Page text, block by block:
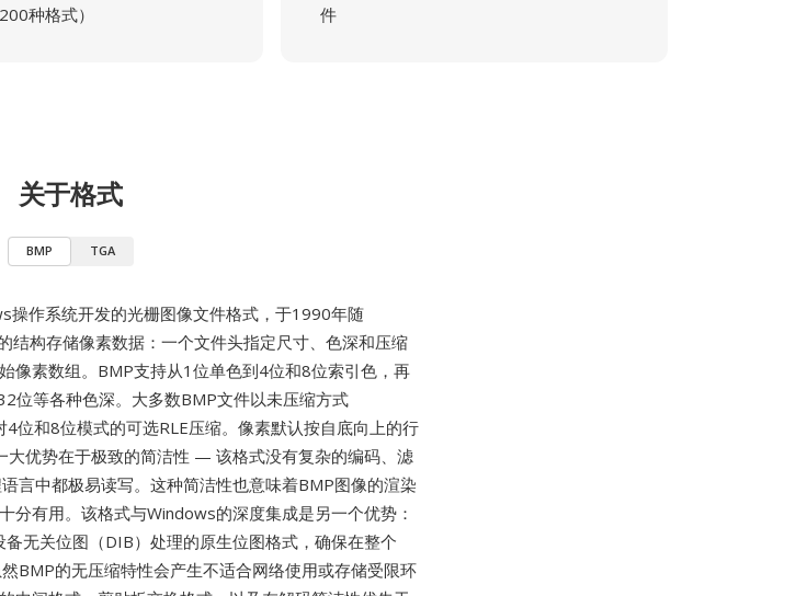
种格式）
件
关于格式
BMP TGA
操作系统开发的光栅图像文件格式，于1990年随
结构存储像素数据：一个文件头指定尺寸、色深和压缩
像素数组。BMP支持从1位单色到4位和8位索引色，再
位等各种色深。大多数BMP文件以未压缩方式
4位和8位模式的可选RLE压缩。像素默认按自底向上的行
大优势在于极致的简洁性 — 该格式没有复杂的编码、滤
言中都极易读写。这种简洁性也意味着BMP图像的渲染
分有用。该格式与Windows的深度集成是另一个优势：
无关位图（DIB）处理的原生位图格式，确保在整个
BMP的无压缩特性会产生不适合网络使用或存储受限环